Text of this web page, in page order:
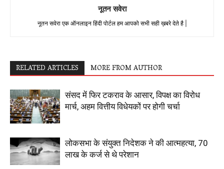
नूतन सवेरा
नूतन सवेरा एक ऑनलाइन हिंदी पोर्टल हम आपको सभी सही ख़बरे देते है |
RELATED ARTICLES MORE FROM AUTHOR
संसद में फिर टकराव के आसार, विपक्ष का विरोध
मार्च, अहम वित्तीय विधेयकों पर होगी चर्चा
लोकसभा के संयुक्त निदेशक ने की आत्महत्या, 70
लाख के कर्ज से थे परेशान